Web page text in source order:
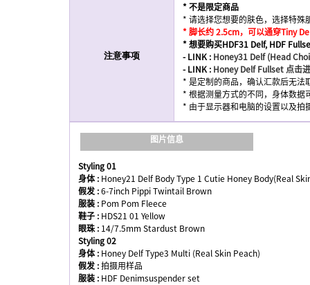
注意事项
* 不是限定商品
* 请选择您想要的肤色，选择特殊
* 脚长约 2.5cm，可以通穿Tiny
* 想要购买HDF31 Delf, HDF
- LINK : Honey31 Delf (Head
- LINK : Honey Delf Fullset 点击
* 是定制的商品，确认汇款后无法
* 根据测量方式的不同，身体数据
* 由于显示器和电脑的设置以及拍
图片信息
Styling 01
身体 : Honey21 Delf Body Type 1 Cutie Honey Body(Real
假发 :6-7inch Pippi Twintail Brown
服装 : Pom Pom Fleece
鞋子 : HDS21 01 Yellow
眼珠 : 14/7.5mm Stardust Brown
Styling 02
身体 : Honey Delf Type3 Multi (Real Skin Peach)
假发 :拍摄用样品
服装 : HDF Denimsuspender set